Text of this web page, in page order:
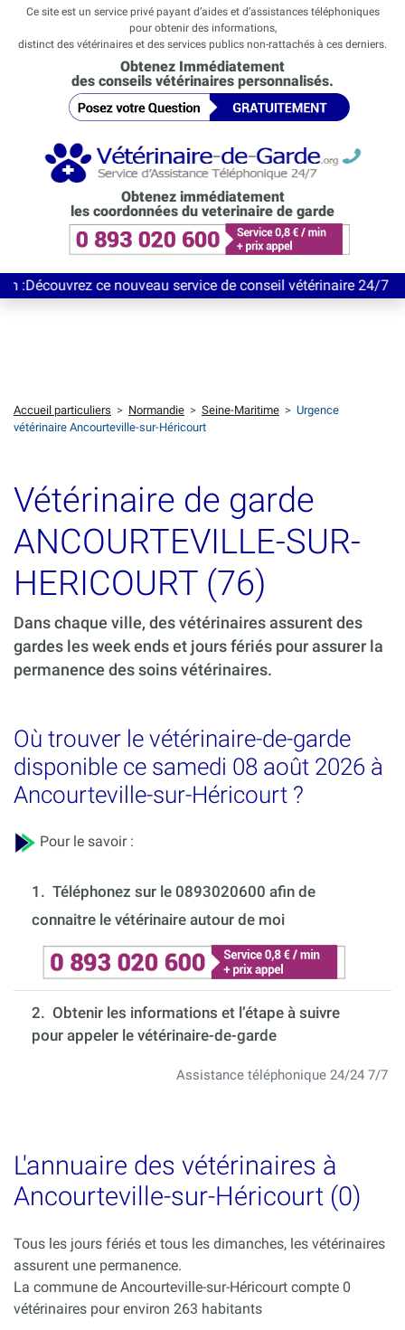
Ce site est un service privé payant d’aides et d’assistances téléphoniques
pour obtenir des informations,
distinct des vétérinaires et des services publics non-rattachés à ces derniers.
Obtenez Immédiatement
des conseils vétérinaires personnalisés.
Obtenez immédiatement
les coordonnées du veterinaire de garde
ce nouveau service de conseil vétérinaire 24/7
Accueil particuliers > Normandie > Seine-Maritime > Urgence
vétérinaire Ancourteville-sur-Héricourt
Vétérinaire de garde
ANCOURTEVILLE-SUR-
HERICOURT (76)
Dans chaque ville, des vétérinaires assurent des
gardes les week ends et jours fériés pour assurer la
permanence des soins vétérinaires.
Où trouver le vétérinaire-de-garde
disponible ce samedi 08 août 2026 à
Ancourteville-sur-Héricourt ?
Pour le savoir :
1. Téléphonez sur le 0893020600 afin de
connaitre le vétérinaire autour de moi
2. Obtenir les informations et l’étape à suivre
pour appeler le vétérinaire-de-garde
Assistance téléphonique 24/24 7/7
L'annuaire des vétérinaires à
Ancourteville-sur-Héricourt (0)
Tous les jours fériés et tous les dimanches, les vétérinaires
assurent une permanence.
La commune de Ancourteville-sur-Héricourt compte 0
vétérinaires pour environ 263 habitants